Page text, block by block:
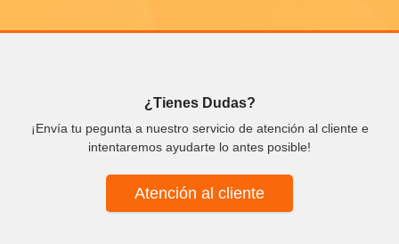
¿Tienes Dudas?
¡Envía tu pegunta a nuestro servicio de atención al cliente e
intentaremos ayudarte lo antes posible!
Atención al cliente